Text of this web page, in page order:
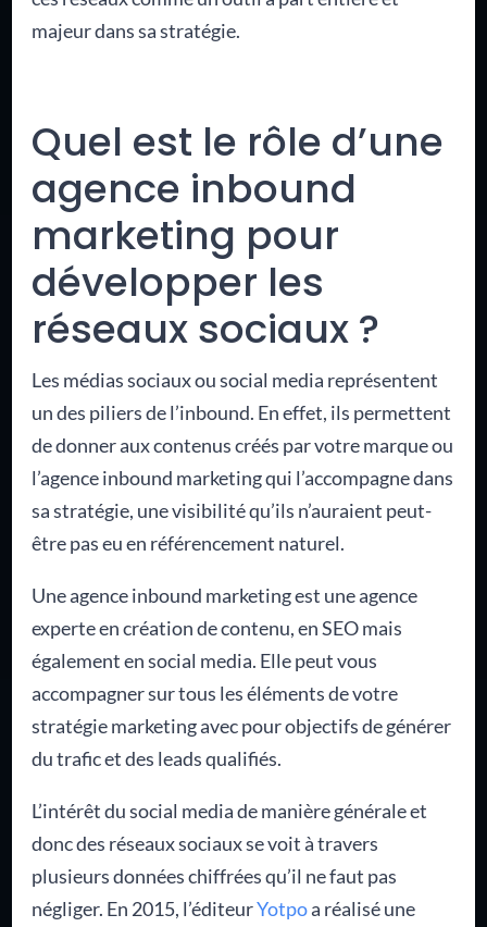
majeur dans sa stratégie.
Quel est le rôle d’une
agence inbound
marketing pour
développer les
réseaux sociaux ?
Les médias sociaux ou social media représentent
un des piliers de l’inbound. En effet, ils permettent
de donner aux contenus créés par votre marque ou
l’agence inbound marketing qui l’accompagne dans
sa stratégie, une visibilité qu’ils n’auraient peut-
être pas eu en référencement naturel.
Une agence inbound marketing est une agence
experte en création de contenu, en SEO mais
également en social media. Elle peut vous
accompagner sur tous les éléments de votre
stratégie marketing avec pour objectifs de générer
du trafic et des leads qualifiés.
L’intérêt du social media de manière générale et
donc des réseaux sociaux se voit à travers
plusieurs données chiffrées qu’il ne faut pas
négliger. En 2015, l’éditeurYotpoa réalisé une